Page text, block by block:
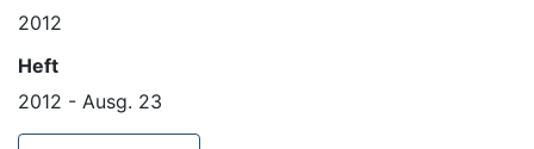
2012
Heft
2012 - Ausg. 23